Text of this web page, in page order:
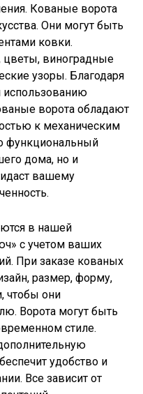
Кованые ворота
Они могут быть
ковки.
цветы, виноградные
узоры. Благодаря
использованию
ворота обладают
к механическим
функциональный
дома, но и
вашему
в нашей
с учетом ваших
При заказе кованых
размер, форму,
чтобы они
Ворота могут быть
стиле.
удобство и
Все зависит от